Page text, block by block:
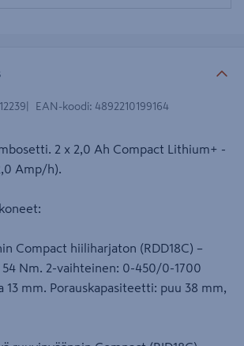
EAN-koodi: 4892210199164
2 x 2,0 Ah Compact Lithium+ -
Amp/h).
Compact hiiliharjaton (RDD18C) –
Nm. 2-vaihteinen: 0-450/0-1700
13 mm. Porauskapasiteetti: puu 38 mm,